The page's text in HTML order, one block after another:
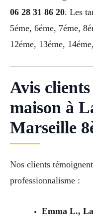
06 28 31 86 20. Les
5éme, 6éme, 7éme,
12éme, 13éme,
Avis clients
maison à
Marseille
Nos clients
professionnalisme :
Emma L.,